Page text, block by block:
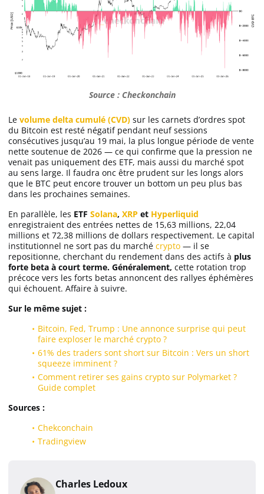
Source : Checkonchain
Le volume delta cumulé (CVD) sur les carnets d’ordres spot
du Bitcoin est resté négatif pendant neuf sessions
consécutives jusqu’au 19 mai, la plus longue période de vente
nette soutenue de 2026 — ce qui confirme que la pression ne
venait pas uniquement des ETF, mais aussi du marché spot
au sens large. Il faudra onc être prudent sur les longs alors
que le BTC peut encore trouver un bottom un peu plus bas
dans les prochaines semaines.
En parallèle, les ETF Solana, XRP et Hyperliquid
enregistraient des entrées nettes de 15,63 millions, 22,04
millions et 72,38 millions de dollars respectivement. Le capital
institutionnel ne sort pas du marché crypto — il se
repositionne, cherchant du rendement dans des actifs à plus
forte beta à court terme. Généralement, cette rotation trop
précoce vers les forts betas annoncent des rallyes éphémères
qui échouent. Affaire à suivre.
Sur le même sujet :
Bitcoin, Fed, Trump : Une annonce surprise qui peut
faire exploser le marché crypto ?
61% des traders sont short sur Bitcoin : Vers un short
squeeze imminent ?
Comment retirer ses gains crypto sur Polymarket ?
Guide complet
Sources :
Chekconchain
Tradingview
Charles Ledoux